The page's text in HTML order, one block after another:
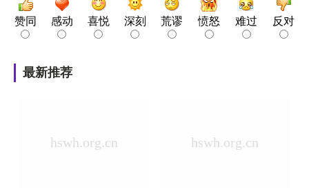
赞同 感动 喜悦 深刻 荒谬 愤怒 难过 反对
最新推荐